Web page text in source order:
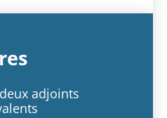
adjoints